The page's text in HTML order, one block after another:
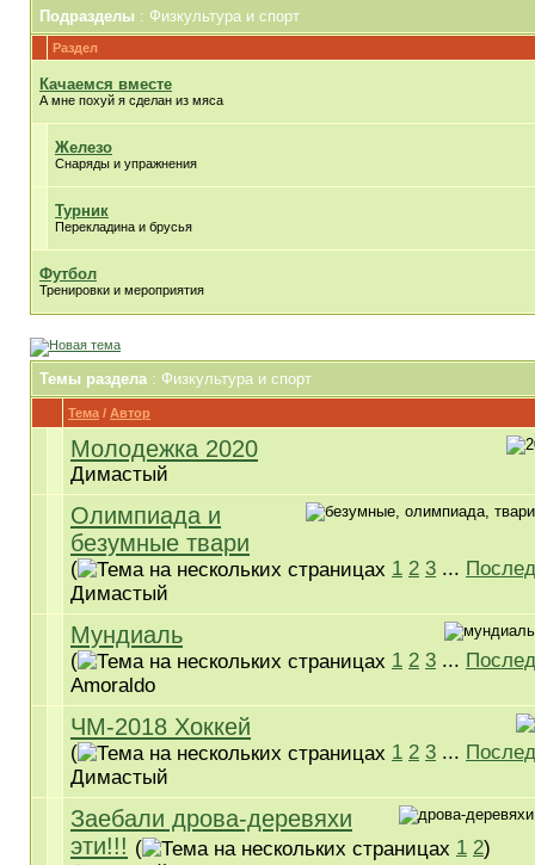
Подразделы : Физкультура и спорт
Раздел
Качаемся вместе
А мне похуй я сделан из мяса
Железо
Снаряды и упражнения
Турник
Перекладина и брусья
Футбол
Тренировки и мероприятия
Темы раздела: Физкультура и спорт
Тема / Автор
Молодежка 2020
Димастый
Олимпиада и
безумные твари
( 1 2 3 ...
Димастый
Мундиаль
( 1 2 3 ...
Amoraldo
ЧМ-2018 Хоккей
( 1 2 3 ...
Димастый
Заебали дрова-деревяхи
эти!!! ( 1 2)